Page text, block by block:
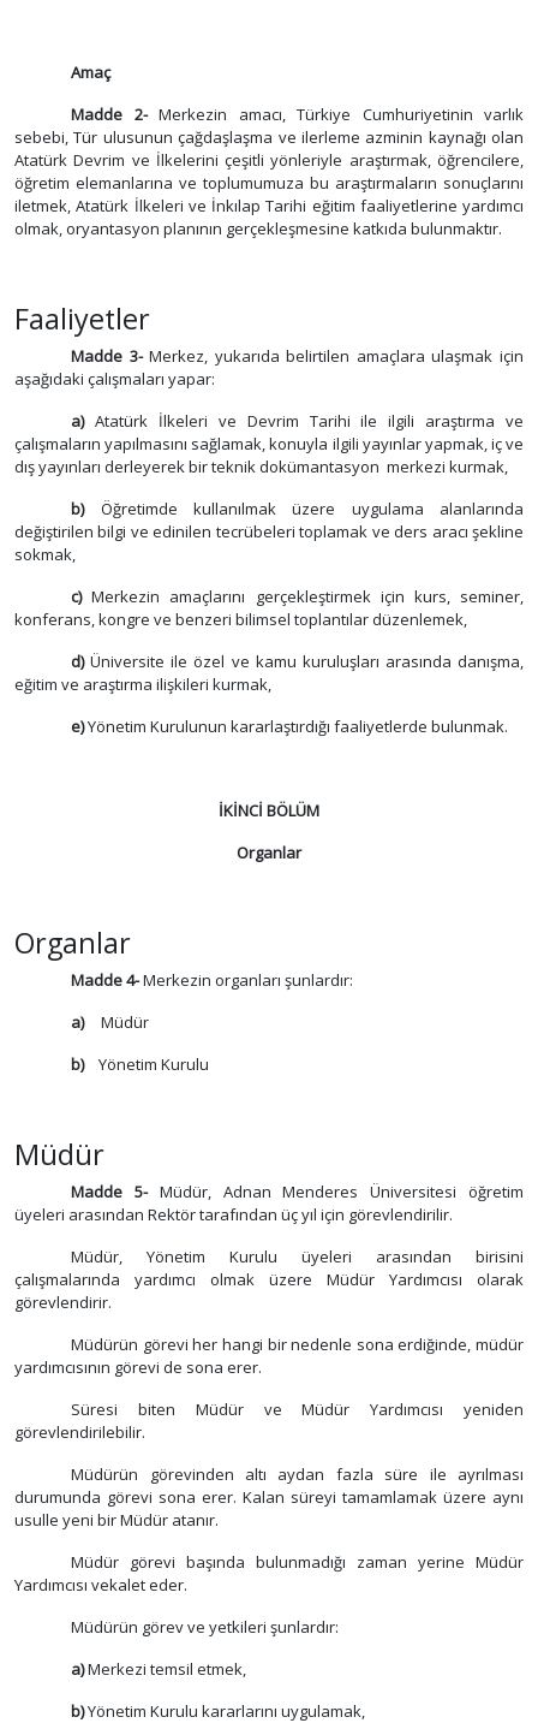
Amaç
Madde 2-Merkezin amacı, Türkiye Cumhuriyetinin varlık
sebebi, Tür ulusunun çağdaşlaşma ve ilerleme azminin kaynağı olan
Atatürk Devrim ve İlkelerini çeşitli yönleriyle araştırmak, öğrencilere,
öğretim elemanlarına ve toplumumuza bu araştırmaların sonuçlarını
iletmek, Atatürk İlkeleri ve İnkılap Tarihi eğitim faaliyetlerine yardımcı
olmak, oryantasyon planının gerçekleşmesine katkıda bulunmaktır.
Faaliyetler
Madde 3-Merkez, yukarıda belirtilen amaçlara ulaşmak için
aşağıdaki çalışmaları yapar:
a)Atatürk İlkeleri ve Devrim Tarihi ile ilgili araştırma ve
çalışmaların yapılmasını sağlamak, konuyla ilgili yayınlar yapmak, iç ve
dış yayınları derleyerek bir teknik dokümantasyon merkezi kurmak,
b)Öğretimde kullanılmak üzere uygulama alanlarında
değiştirilen bilgi ve edinilen tecrübeleri toplamak ve ders aracı şekline
sokmak,
c)Merkezin amaçlarını gerçekleştirmek için kurs, seminer,
konferans, kongre ve benzeri bilimsel toplantılar düzenlemek,
d)Üniversite ile özel ve kamu kuruluşları arasında danışma,
eğitim ve araştırma ilişkileri kurmak,
e)Yönetim Kurulunun kararlaştırdığı faaliyetlerde bulunmak.
İKİNCİ BÖLÜM
Organlar
Organlar
Madde 4-Merkezin organları şunlardır:
a)
Müdür
b)
Yönetim Kurulu
Müdür
Madde 5-Müdür, Adnan Menderes Üniversitesi öğretim
üyeleri arasından Rektör tarafından üç yıl için görevlendirilir.
Müdür, Yönetim Kurulu üyeleri arasından birisini
çalışmalarında yardımcı olmak üzere Müdür Yardımcısı olarak
görevlendirir.
Müdürün görevi her hangi bir nedenle sona erdiğinde, müdür
yardımcısının görevi de sona erer.
Süresi biten Müdür ve Müdür Yardımcısı yeniden
görevlendirilebilir.
Müdürün görevinden altı aydan fazla süre ile ayrılması
durumunda görevi sona erer. Kalan süreyi tamamlamak üzere aynı
usulle yeni bir Müdür atanır.
Müdür görevi başında bulunmadığı zaman yerine Müdür
Yardımcısı vekalet eder.
Müdürün görev ve yetkileri şunlardır:
a)Merkezi temsil etmek,
b)Yönetim Kurulu kararlarını uygulamak,